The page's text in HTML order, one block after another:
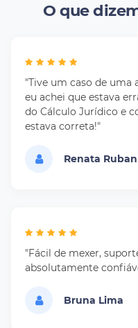
O que
"Tive um caso de uma
eu achei que estava
do Cálculo Jurídico e
estava correta!"
Renata Ruban
"Fácil de mexer,
absolutamente
Bruna Lima